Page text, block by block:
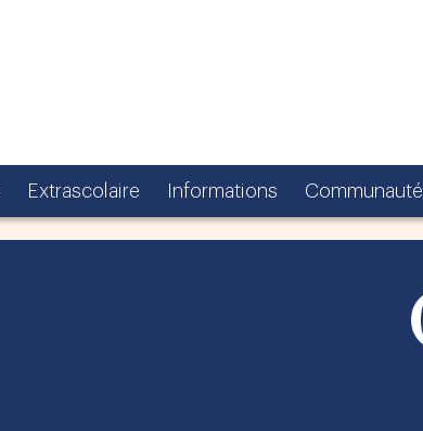
Extrascolaire Informations Communauté